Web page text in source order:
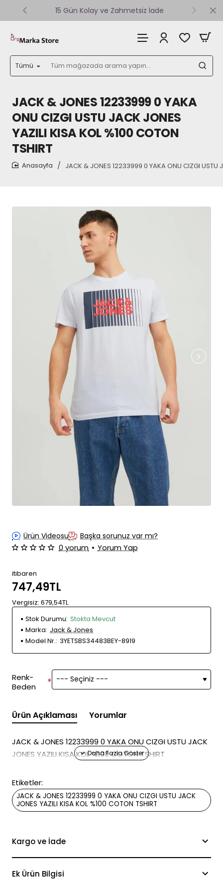
15 Gün Kolay ve Zahmetsiz İade
Tümü
Tüm
mağazada
yapın...
JACK & JONES 12233999 0 YAKA
ONU CIZGI USTU JACK JONES
YAZILI KISA KOL %100 COTON
TSHIRT
JACK & JONES 12233999 0 YAKA ONU CIZGI USTU
Ürün Videosu Başka sorunuz var mı?
0 yorum • Yorum Yap
itibaren
747,49TL
Vergisiz: 679,54TL
Stok Durumu: Stokta Mevcut
Marka: Jack & Jones
Model Nr.: 3YETSBS34483BEY-8919
Renk-
Beden
Ürün Açıklaması Yorumlar
JACK & JONES 12233999 0 YAKA ONU CIZGI USTU JACK
JONES YAZILI KISA KOL %100 COTON TSHIRT
Etiketler:
JACK & JONES 12233999 0 YAKA ONU CIZGI USTU JACK
JONES YAZILI KISA KOL %100 COTON TSHIRT
Kargo ve İade
Ek Ürün Bilgisi